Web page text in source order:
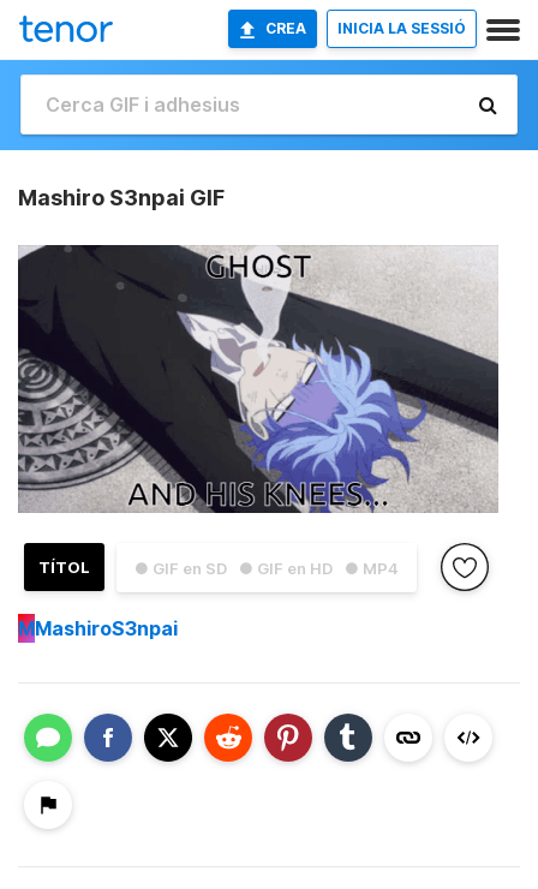
CREA INICIA LA SESSIÓ
Mashiro S3npai GIF
● GIF en SD ● GIF en HD ● MP4
TÍTOL
MMashiroS3npai